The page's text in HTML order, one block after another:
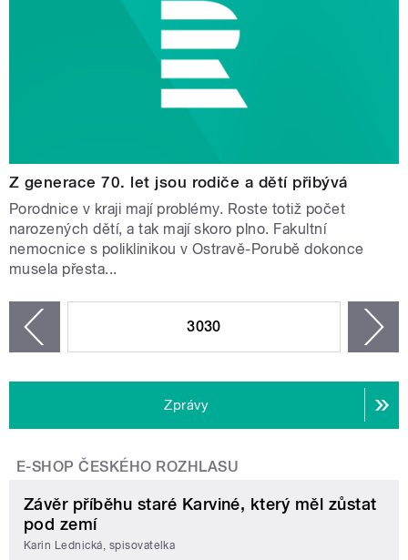
Z generace 70. let jsou rodiče a dětí přibývá
Porodnice v kraji mají problémy. Roste totiž počet
narozených dětí, a tak mají skoro plno. Fakultní
nemocnice s poliklinikou v Ostravě-Porubě dokonce
musela přesta...
3030
Zprávy
E-SHOP ČESKÉHO ROZHLASU
Závěr příběhu staré Karviné, který měl zůstat
pod zemí
Karin Lednická, spisovatelka